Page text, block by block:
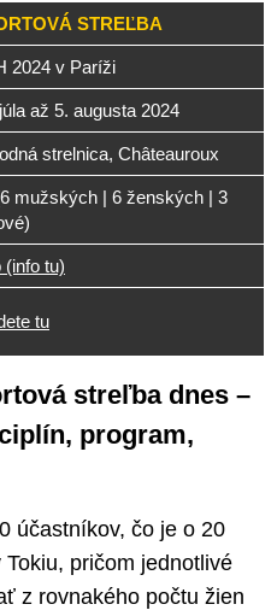
STREĽBA
2024 v Paríži
až 5. augusta 2024
strelnica, Châteauroux
mužských | 6 ženských | 3
(info tu)
tu
streľba dnes –
program,
účastníkov, čo je o 20
pričom jednotlivé
z rovnakého počtu žien